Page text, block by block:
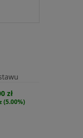
zł
(5.00%)